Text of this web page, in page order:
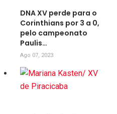
DNA XV perde para o
Corinthians por 3 a 0,
pelo campeonato
Paulis…
Ago 07, 2023